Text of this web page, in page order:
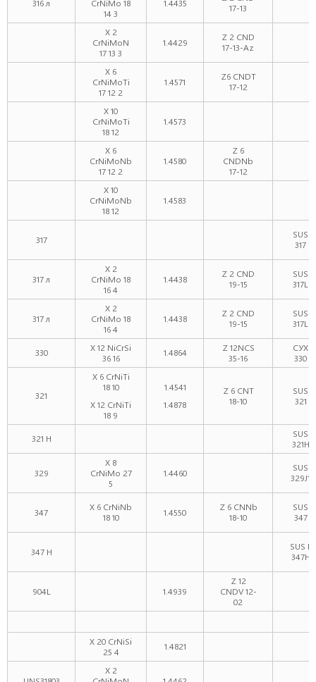
316 л
CrNiMo 18
14 3
1.4435
17-13
X 2
CrNiMoN
17 13 3
1.4429
Z 2 CND
17-13-Az
X 6
CrNiMoTi
17 12 2
1.4571
Z6 CNDT
17-12
X 10
CrNiMoTi
18 12
1.4573
X 6
CrNiMoNb
17 12 2
1.4580
Z 6
CNDNb
17-12
X 10
CrNiMoNb
18 12
1.4583
317
SUS
317
317 л
X 2
CrNiMo 18
16 4
1.4438
Z 2 CND
19-15
SUS
317L
317 л
X 2
CrNiMo 18
16 4
1.4438
Z 2 CND
19-15
SUS
317L
330
X 12 NiCrSi
36 16
1.4864
Z 12NCS
35-16
СУХ
330
321
X 6 CrNiTi
18 10
X 12 CrNiTi
18 9
1.4541
1.4878
Z 6 CNT
18-10
SUS
321
321 H
SUS
321H
329
X 8
CrNiMo 27
5
1.4460
SUS
329J1
347
X 6 CrNiNb
18 10
1.4550
Z 6 CNNb
18-10
SUS
347
347 H
SUS F
347H
904L 1.4939
Z 12
CNDV 12-
02
X 20 CrNiSi
25 4
1.4821
X 2